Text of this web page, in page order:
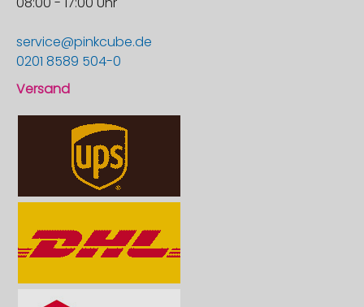
service@pinkcube.de
0201 8589 504-0
Versand